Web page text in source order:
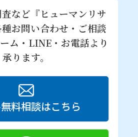
など『ヒューマンリサ
お問い合わせ・ご相談
ム・LINE・お電話より
承ります。
料相談はこちら